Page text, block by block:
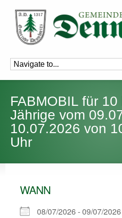
FABMOBIL für 10
Jährige vom
10.07.2026 von
Uhr
WANN
08/07/2026 - 09/07/